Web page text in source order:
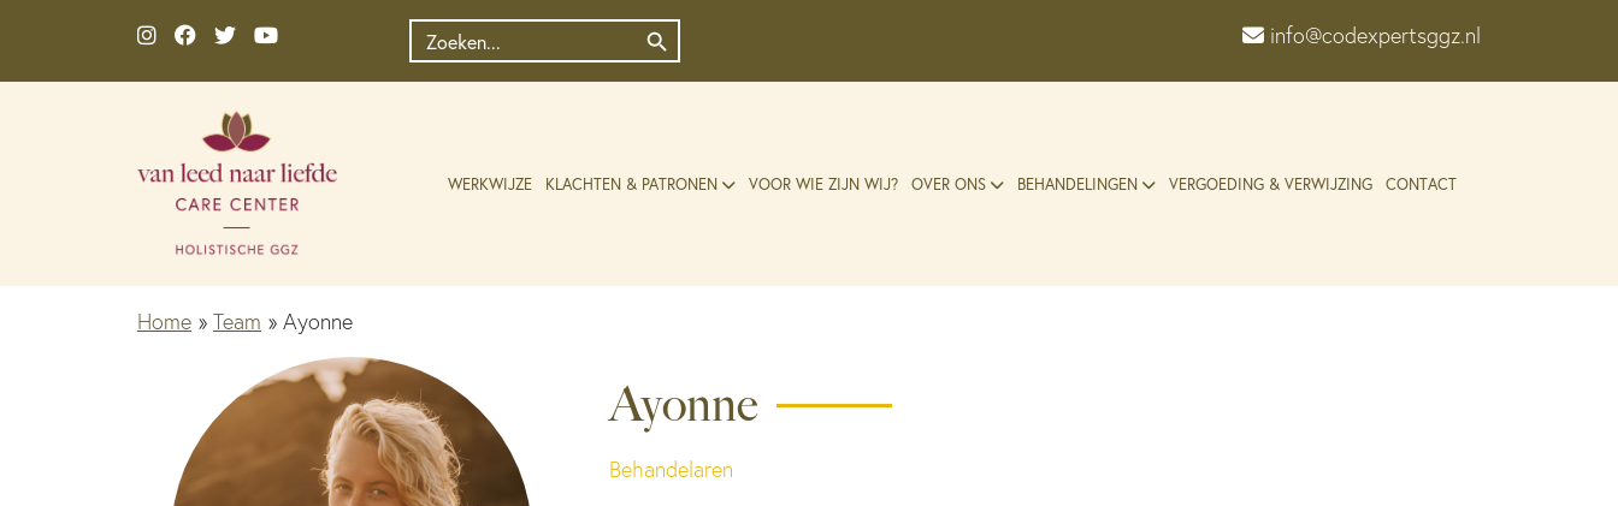
Zoek
naar:
Zoekknop
info@codexpertsggz.nl
WERKWIJZE KLACHTEN & PATRONEN VOOR WIE ZIJN WIJ? OVER ONS BEHANDELINGEN VERGOEDING & VERWIJZING CONTACT
Home » Team » Ayonne
Ayonne
Behandelaren